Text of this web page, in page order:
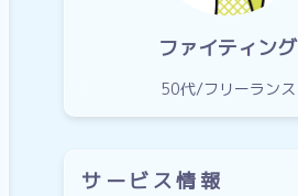
ファイティング
50代 フリーランス
サービス情報